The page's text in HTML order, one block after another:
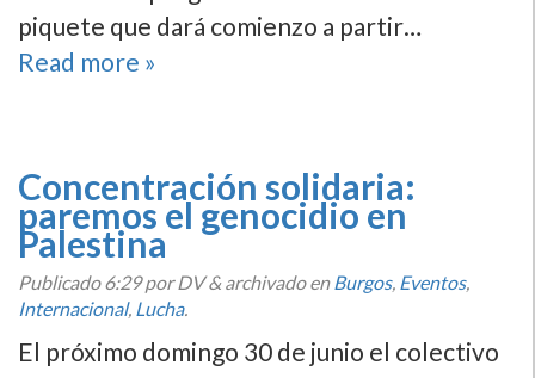
piquete que dará comienzo a partir…
Read more »
Concentración solidaria:
paremos el genocidio en
Palestina
Publicado6:29por DV&archivado enBurgos, Eventos,
Internacional, Lucha.
El próximo domingo 30 de junio el colectivo